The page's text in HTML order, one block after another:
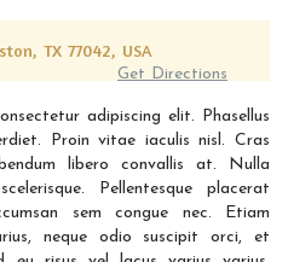
TX 77042, USA
Get Directions
adipiscing elit. Phasellus
Proin vitae iaculis nisl. Cras
libero convallis at. Nulla
Pellentesque placerat
sem congue nec. Etiam
neque odio suscipit orci, et